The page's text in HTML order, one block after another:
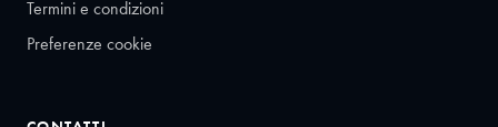
Termini e condizioni
Preferenze cookie